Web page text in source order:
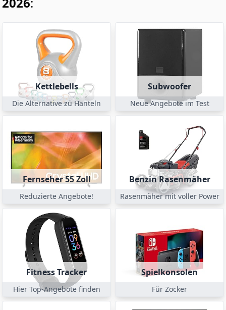
Kettlebells
Die Alternative zu Hanteln
Subwoofer
Neue Angebote im Test
Fernseher 55 Zoll
Reduzierte Angebote!
Benzin Rasenmäher
Rasenmäher mit voller Power
Fitness Tracker
Hier Top-Angebote finden
Spielkonsolen
Für Zocker